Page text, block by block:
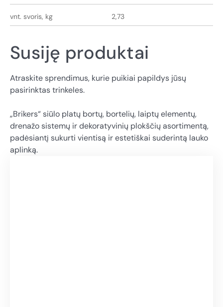
vnt. svoris, kg 2,73
Susiję produktai
Atraskite sprendimus, kurie puikiai papildys jūsų
pasirinktas trinkeles.
„Brikers“ siūlo platų bortų, bortelių, laiptų elementų,
drenažo sistemų ir dekoratyvinių plokščių asortimentą,
padėsiantį sukurti vientisą ir estetiškai suderintą lauko
aplinką.